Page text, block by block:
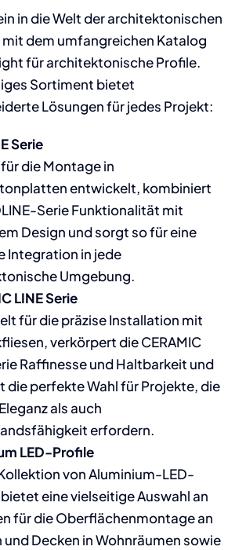
in die Welt der architektonischen
dem umfangreichen Katalog
für architektonische Profile.
Sortiment bietet
Lösungen für jedes Projekt:
Serie
die Montage in
entwickelt, kombiniert
Serie Funktionalität mit
Design und sorgt so für eine
Integration in jede
Umgebung.
LINE Serie
für die präzise Installation mit
verkörpert die CERAMIC
Raffinesse und Haltbarkeit und
die perfekte Wahl für Projekte, die
als auch
erfordern.
LED-Profile
von Aluminium-LED-
eine vielseitige Auswahl an
für die Oberflächenmontage an
und Decken in Wohnräumen sowie